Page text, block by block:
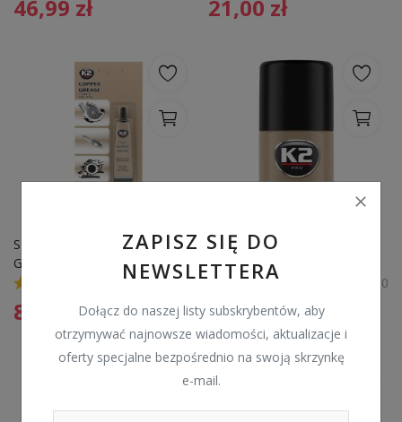
ZAPISZ SIĘ DO
NEWSLETTERA
Dołącz do naszej listy subskrybentów, aby
otrzymywać najnowsze wiadomości, aktualizacje i
oferty specjalne bezpośrednio na swoją skrzynkę
e-mail.
46,99 zł 21,00 zł
SMAR MIEDZIOWY DO
GWINTÓW K2 B401 COOPER
GREASE 20G
0
8,00 zł
SUCHY SMAR z PTFE K2
W120 400ML Smaruje i
zabezpiecza
0
37,99zł